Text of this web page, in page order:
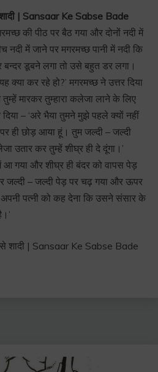
| Sansaar Ke Sabse Bade
की पीठ पर बैठ गया और दोनों नदी में
नदी में जाने पर मगरमच्छ पानी में नदी कि
डूबने लगा तो उसे बहुत डर लगा।
क्या कर रहे हो?’ मगरमच्छ ने उत्तर दिया
तुम्हें मारकर तुम्हारा कलेजा लाने के लिए
दिया – ‘अरे भैया तुमने मुझे पहले क्यों नहीं
ही छोड़ आया हूं। तुम जल्दी – जल्दी
उतार कर तुम्हें शीघ्र ही दे दूंगा।’
गया और शीघ्र ही बंदर को वापस पेड़
जल्दी – जल्दी पेड़ पर चढ़ गया और ऊपर
पत्नी को कह देना कि उसने संसार के